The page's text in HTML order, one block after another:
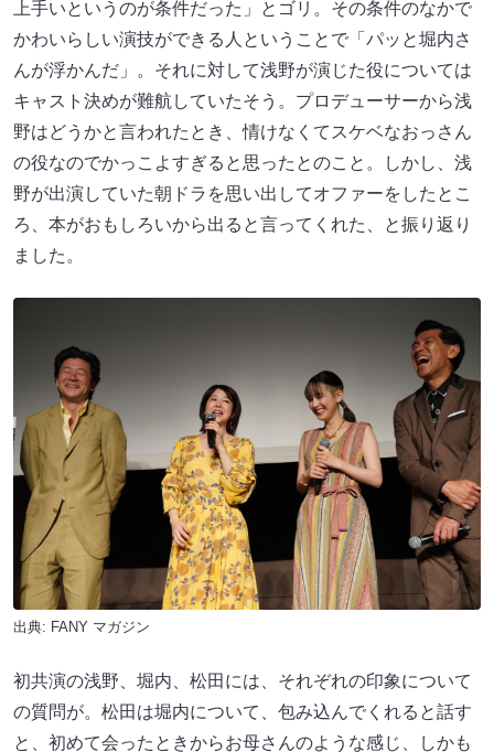
上手いというのが条件だった」とゴリ。その条件のなかで
かわいらしい演技ができる人ということで「パッと堀内さ
んが浮かんだ」。それに対して浅野が演じた役については
キャスト決めが難航していたそう。プロデューサーから浅
野はどうかと言われたとき、情けなくてスケベなおっさん
の役なのでかっこよすぎると思ったとのこと。しかし、浅
野が出演していた朝ドラを思い出してオファーをしたとこ
ろ、本がおもしろいから出ると言ってくれた、と振り返り
ました。
出典: FANY マガジン
初共演の浅野、堀内、松田には、それぞれの印象について
の質問が。松田は堀内について、包み込んでくれると話す
と、初めて会ったときからお母さんのような感じ、しかも